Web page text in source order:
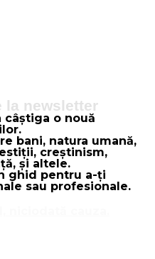
la newsletter
câștiga o nouă
bani, natura umană,
creștinism,
și altele.
ghid pentru a-ți
sau profesionale.